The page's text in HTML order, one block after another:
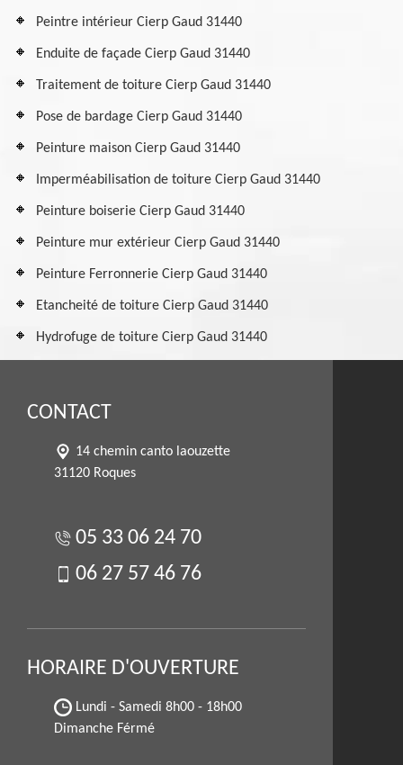
Peintre intérieur Cierp Gaud 31440
Enduite de façade Cierp Gaud 31440
Traitement de toiture Cierp Gaud 31440
Pose de bardage Cierp Gaud 31440
Peinture maison Cierp Gaud 31440
Imperméabilisation de toiture Cierp Gaud 31440
Peinture boiserie Cierp Gaud 31440
Peinture mur extérieur Cierp Gaud 31440
Peinture Ferronnerie Cierp Gaud 31440
Etancheité de toiture Cierp Gaud 31440
Hydrofuge de toiture Cierp Gaud 31440
CONTACT
14 chemin canto laouzette
31120 Roques
05 33 06 24 70
06 27 57 46 76
HORAIRE D'OUVERTURE
Lundi - Samedi 8h00 - 18h00
Dimanche Férmé